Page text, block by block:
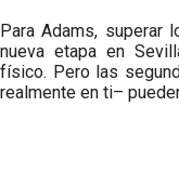
Para Adams, superar
nueva etapa en
físico. Pero las
realmente en ti–